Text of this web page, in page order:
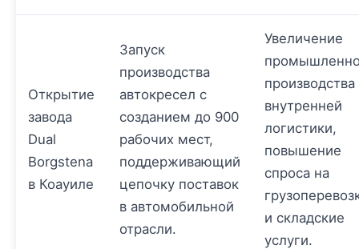
Открытие
завода
Dual
Borgstena
в Коауиле
Запуск
производства
автокресел с
созданием до 900
рабочих мест,
поддерживающий
цепочку поставок
в автомобильной
отрасли.
Увеличение
производства
внутренней
логистики,
повышение
спроса на
и складские
услуги.